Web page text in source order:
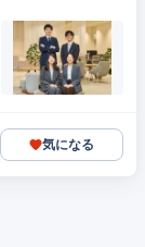
気になる